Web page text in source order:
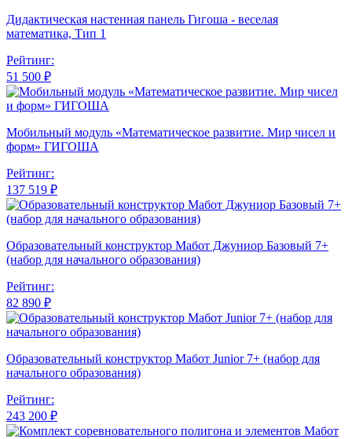
Дидактическая настенная панель Гигоша - веселая
математика, Тип 1
Рейтинг:
51 500 ₽
Мобильный модуль «Математическое развитие. Мир чисел и
форм» ГИГОША
Рейтинг:
137 519 ₽
Образовательный конструктор Мабот Джуниор Базовый 7+
(набор для начального образования)
Рейтинг:
82 890 ₽
Образовательный конструктор Мабот Junior 7+ (набор для
начального образования)
Рейтинг:
243 200 ₽